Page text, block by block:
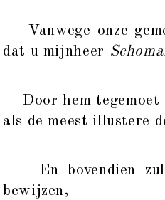
Vanwege onze
dat u mijnheer
Door hem tegemoet
als de meest illustere
En bovendien zult
bewijzen,